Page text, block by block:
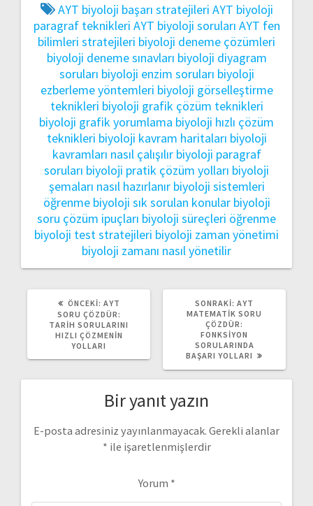
AYT biyoloji başarı stratejileri AYT biyoloji
paragraf teknikleri AYT biyoloji soruları AYT fen
bilimleri stratejileri biyoloji deneme çözümleri
biyoloji deneme sınavları biyoloji diyagram
soruları biyoloji enzim soruları biyoloji
ezberleme yöntemleri biyoloji görselleştirme
teknikleri biyoloji grafik çözüm teknikleri
biyoloji grafik yorumlama biyoloji hızlı çözüm
teknikleri biyoloji kavram haritaları biyoloji
kavramları nasıl çalışılır biyoloji paragraf
soruları biyoloji pratik çözüm yolları biyoloji
şemaları nasıl hazırlanır biyoloji sistemleri
öğrenme biyoloji sık sorulan konular biyoloji
soru çözüm ipuçları biyoloji süreçleri öğrenme
biyoloji test stratejileri biyoloji zaman yönetimi
biyoloji zamanı nasıl yönetilir
ÖNCEKI: ÖNCEKI
YAZI:
AYT
SORU ÇÖZDÜR:
TARIH SORULARINI
HIZLI ÇÖZMENIN
YOLLARI
SONRAKI: SONRAKI
YAZI:
AYT
MATEMATIK SORU
ÇÖZDÜR:
FONKSIYON
SORULARINDA
BAŞARI YOLLARI
Bir yanıt yazın
E-posta adresiniz yayınlanmayacak. Gerekli alanlar
* ile işaretlenmişlerdir
Yorum *